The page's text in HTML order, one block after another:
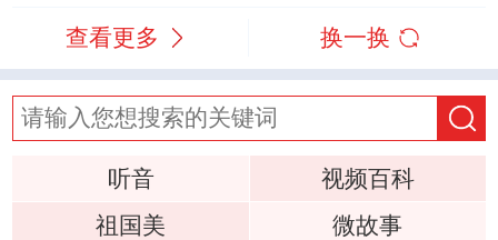
查看更多 换一换
听音
视频百科
祖国美
微故事